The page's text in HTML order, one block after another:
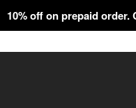
10% off on prepaid order.